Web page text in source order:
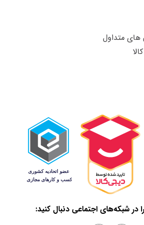
متداول
شبکه‌های اجتماعی دنبال کنید: